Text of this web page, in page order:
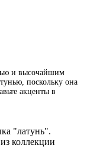
и высочайшим
поскольку она
акценты в
"латунь".
коллекции